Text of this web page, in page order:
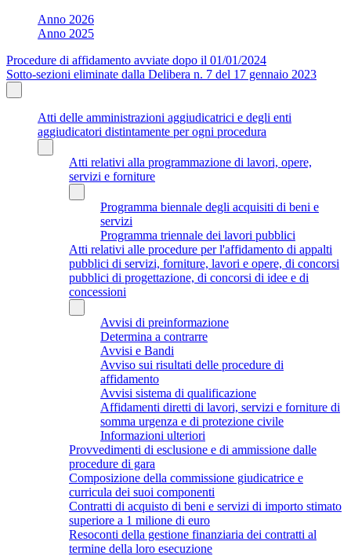
Anno 2026
Anno 2025
Procedure di affidamento avviate dopo il 01/01/2024
Sotto-sezioni eliminate dalla Delibera n. 7 del 17 gennaio 2023
Atti delle amministrazioni aggiudicatrici e degli enti
aggiudicatori distintamente per ogni procedura
Atti relativi alla programmazione di lavori, opere,
servizi e forniture
Programma biennale degli acquisiti di beni e
servizi
Programma triennale dei lavori pubblici
Atti relativi alle procedure per l'affidamento di appalti
pubblici di servizi, forniture, lavori e opere, di concorsi
pubblici di progettazione, di concorsi di idee e di
concessioni
Avvisi di preinformazione
Determina a contrarre
Avvisi e Bandi
Avviso sui risultati delle procedure di
affidamento
Avvisi sistema di qualificazione
Affidamenti diretti di lavori, servizi e forniture di
somma urgenza e di protezione civile
Informazioni ulteriori
Provvedimenti di esclusione e di ammissione dalle
procedure di gara
Composizione della commissione giudicatrice e
curricula dei suoi componenti
Contratti di acquisto di beni e servizi di importo stimato
superiore a 1 milione di euro
Resoconti della gestione finanziaria dei contratti al
termine della loro esecuzione